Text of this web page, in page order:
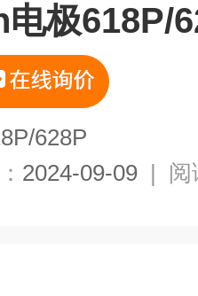
极618P/
628P
2024-09-09 | 阅